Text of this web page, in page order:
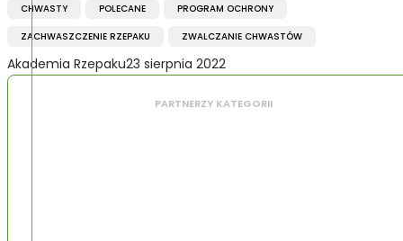
CHWASTY POLECANE PROGRAM OCHRONY
ZACHWASZCZENIE RZEPAKU ZWALCZANIE CHWASTÓW
Akademia Rzepaku23 sierpnia 2022
PARTNERZY KATEGORII